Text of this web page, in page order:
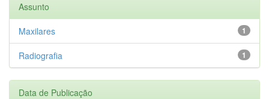
Assunto
1
Maxilares
1
Radiografia
Data de Publicação